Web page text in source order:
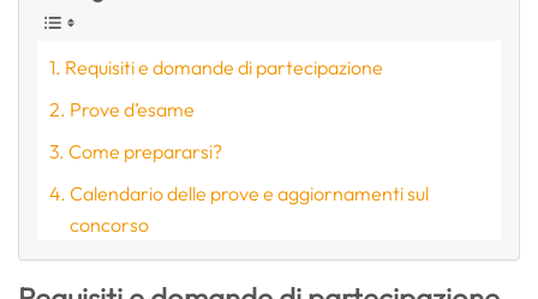
Requisiti e domande di partecipazione
Prove d’esame
Come prepararsi?
Calendario delle prove e aggiornamenti sul
concorso